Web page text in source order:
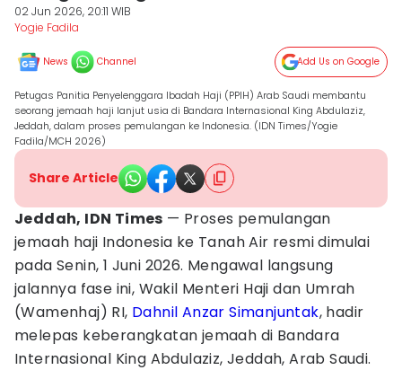
02 Jun 2026, 20:11 WIB
Yogie Fadila
News Channel Add Us on Google
Petugas Panitia Penyelenggara Ibadah Haji (PPIH) Arab Saudi membantu
seorang jemaah haji lanjut usia di Bandara Internasional King Abdulaziz,
Jeddah, dalam proses pemulangan ke Indonesia. (IDN Times/Yogie
Fadila/MCH 2026)
Share Article
Jeddah, IDN Times — Proses pemulangan
jemaah haji Indonesia ke Tanah Air resmi dimulai
pada Senin, 1 Juni 2026. Mengawal langsung
jalannya fase ini, Wakil Menteri Haji dan Umrah
(Wamenhaj) RI, Dahnil Anzar Simanjuntak, hadir
melepas keberangkatan jemaah di Bandara
Internasional King Abdulaziz, Jeddah, Arab Saudi.